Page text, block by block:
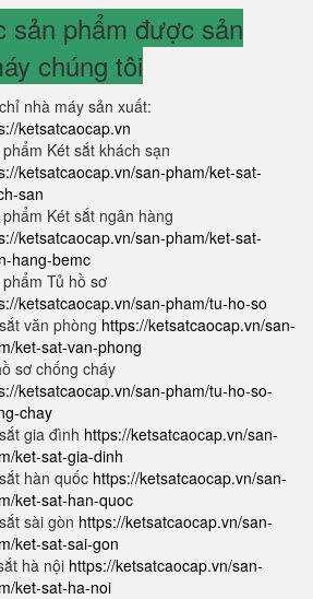
sản phẩm được sản
chúng tôi
nhà máy sản xuất:
ketsatcaocap.vn
Két sắt khách sạn
ketsatcaocap.vn/san-pham/ket-sat-
san
Két sắt ngân hàng
ketsatcaocap.vn/san-pham/ket-sat-
hang-bemc
Tủ hồ sơ
ketsatcaocap.vn/san-pham/tu-ho-so
văn phòng https://ketsatcaocap.vn/san-
ket-sat-van-phong
sơ chống cháy
ketsatcaocap.vn/san-pham/tu-ho-so-
chay
gia đình https://ketsatcaocap.vn/san-
ket-sat-gia-dinh
hàn quốc https://ketsatcaocap.vn/san-
ket-sat-han-quoc
sài gòn https://ketsatcaocap.vn/san-
ket-sat-sai-gon
hà nội https://ketsatcaocap.vn/san-
ket-sat-ha-noi